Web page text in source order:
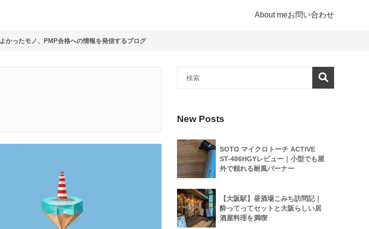
About meお問い合わせ
かったモノ、PMP合格への情報を発信するブログ
New Posts
SOTO マイクロトーチ ACTIVE
ST-486HGYレビュー｜小型でも屋
外で頼れる耐風バーナー
【大阪駅】昼酒場こみち訪問記｜
酔ってってセットと大阪らしい居
酒屋料理を満喫